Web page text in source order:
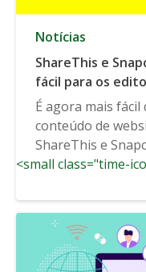
Notícias
ShareThis e
fácil para os
É agora mais
conteúdo de
ShareThis e
<small class="time-